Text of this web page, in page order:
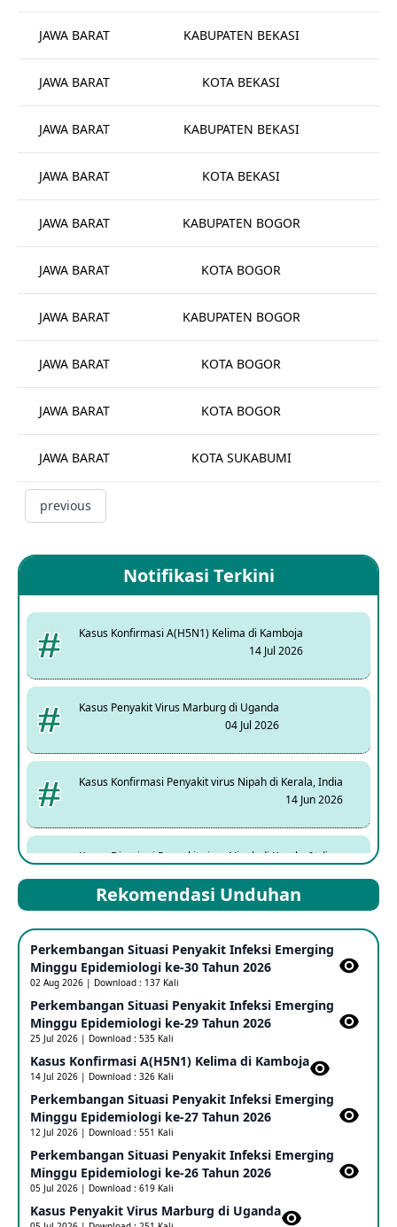
JAWA BARAT KABUPATEN BEKASI
JAWA BARAT KOTA BEKASI
JAWA BARAT KABUPATEN BEKASI
JAWA BARAT KOTA BEKASI
JAWA BARAT KABUPATEN BOGOR
JAWA BARAT KOTA BOGOR
JAWA BARAT KABUPATEN BOGOR
JAWA BARAT KOTA BOGOR
JAWA BARAT KOTA BOGOR
JAWA BARAT KOTA SUKABUMI
previous
Notifikasi Terkini
Kasus Konfirmasi A(H5N1) Kelima di Kamboja
14 Jul 2026
Kasus Penyakit Virus Marburg di Uganda
04 Jul 2026
Kasus Konfirmasi Penyakit virus Nipah di Kerala, India
14 Jun 2026
Kasus Dicurigai Penyakit virus Nipah di Kerala, India
Mpox Clade 1b di Taiwan
25 May 2026
Update Informasi PHEIC Penyakit Ebola
23 May 2026
Penetapan Outbreak Penyakit Ebola di RD Kongo dan
Uganda Sebagai PHEIC
17 May 2026
Outbreak Penyakti Ebola di RD Kongo
16 May 2026
Rekomendasi Unduhan
Perkembangan Situasi Penyakit Infeksi Emerging
Minggu Epidemiologi ke-30 Tahun 2026
02 Aug 2026 | Download : 137 Kali
Perkembangan Situasi Penyakit Infeksi Emerging
Minggu Epidemiologi ke-29 Tahun 2026
25 Jul 2026 | Download : 535 Kali
Kasus Konfirmasi A(H5N1) Kelima di Kamboja​
14 Jul 2026 | Download : 326 Kali
Perkembangan Situasi Penyakit Infeksi Emerging
Minggu Epidemiologi ke-27 Tahun 2026
12 Jul 2026 | Download : 551 Kali
Perkembangan Situasi Penyakit Infeksi Emerging
Minggu Epidemiologi ke-26 Tahun 2026
05 Jul 2026 | Download : 619 Kali
Kasus Penyakit Virus Marburg di Uganda